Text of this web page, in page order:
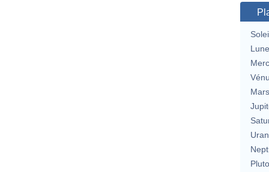
Lune
Mars